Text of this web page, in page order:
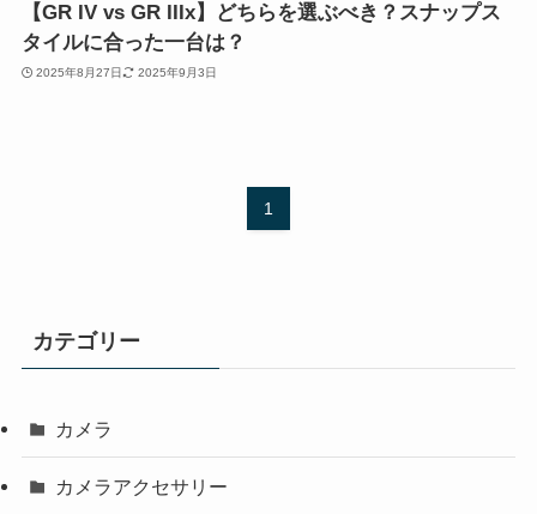
【GR IV vs GR IIIx】どちらを選ぶべき？スナップス
タイルに合った一台は？
2025年8月27日 2025年9月3日
1
カテゴリー
カメラ
カメラアクセサリー